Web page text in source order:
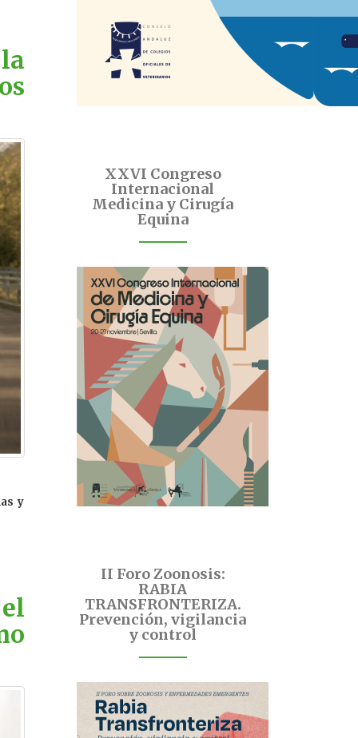
y
XXVI Congreso
Internacional
Medicina y Cirugía
Equina
II Foro Zoonosis:
RABIA
TRANSFRONTERIZA.
Prevención, vigilancia
y control